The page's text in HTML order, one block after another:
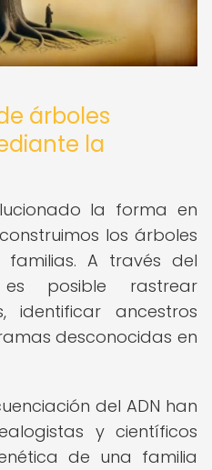
árboles
la
la forma en
los árboles
A través del
posible rastrear
identificar ancestros
desconocidas en
del ADN han
y científicos
de una familia